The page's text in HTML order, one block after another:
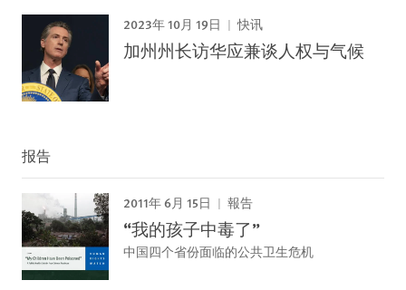
2023年 10月 19日 快讯
加州州长访华应兼谈人权与气候
报告
2011年 6月 15日 報告
“我的孩子中毒了”
中国四个省份面临的公共卫生危机